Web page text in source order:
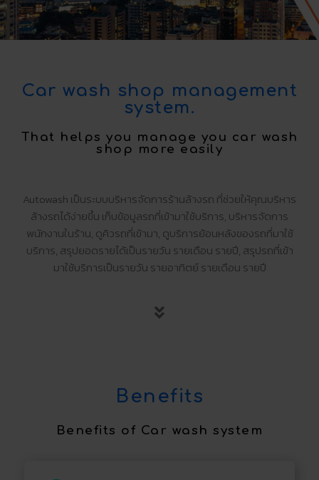
Car wash shop management
system.
That helps you manage you car wash
shop more easily
Autowash เป็นระบบบริหารจัดการร้านล้างรถ ที่ช่วยให้คุณบริหาร
ล้างรถได้ง่ายขึ้น เก็บข้อมูลรถที่เข้ามาใช้บริการ, บริหารจัดการ
พนักงานในร้าน, ดูคิวรถที่เข้ามา, ดูบริการย้อนหลังของรถที่มาใช้
บริการ, สรุปยอดรายได้เป็นรายวัน รายเดือน รายปี, สรุปรถที่เข้า
มาใช้บริการเป็นรายวัน รายอาทิตย์ รายเดือน รายปี
Benefits
Benefits​ of Car wash system​